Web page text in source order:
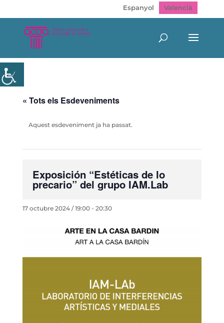
Espanyol Valencià
« Tots els Esdeveniments
Aquest esdeveniment ja ha passat.
Exposición “Estéticas de lo
precario” del grupo IAM.Lab
17 octubre 2024 / 19:00- 20:30